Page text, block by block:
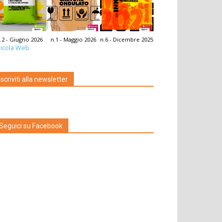
- Giugno 2026 n.1 - Maggio 2026 n.6 - Dicembre 2025
Web
alla newsletter
su Facebook